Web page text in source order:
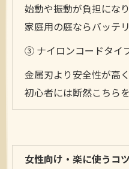
始動や振動が負担になり
家庭用の庭ならバッテ
③ ナイロンコードタイ
金属刃より安全性が高
初心者には断然こちら
女性向け・楽に使うコツ